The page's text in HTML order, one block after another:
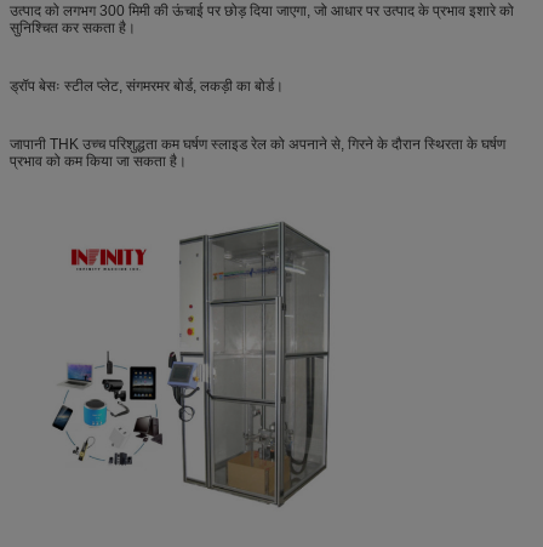
उत्पाद को लगभग 300 मिमी की ऊंचाई पर छोड़ दिया जाएगा, जो आधार पर उत्पाद के प्रभाव इशारे को
सुनिश्चित कर सकता है।
ड्रॉप बेसः स्टील प्लेट, संगमरमर बोर्ड, लकड़ी का बोर्ड।
जापानी THK उच्च परिशुद्धता कम घर्षण स्लाइड रेल को अपनाने से, गिरने के दौरान स्थिरता के घर्षण
प्रभाव को कम किया जा सकता है।